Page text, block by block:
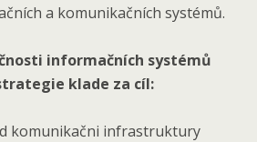
a komunikačních systémů.
informačních systémů
klade za cíl:
komunikačni infrastruktury